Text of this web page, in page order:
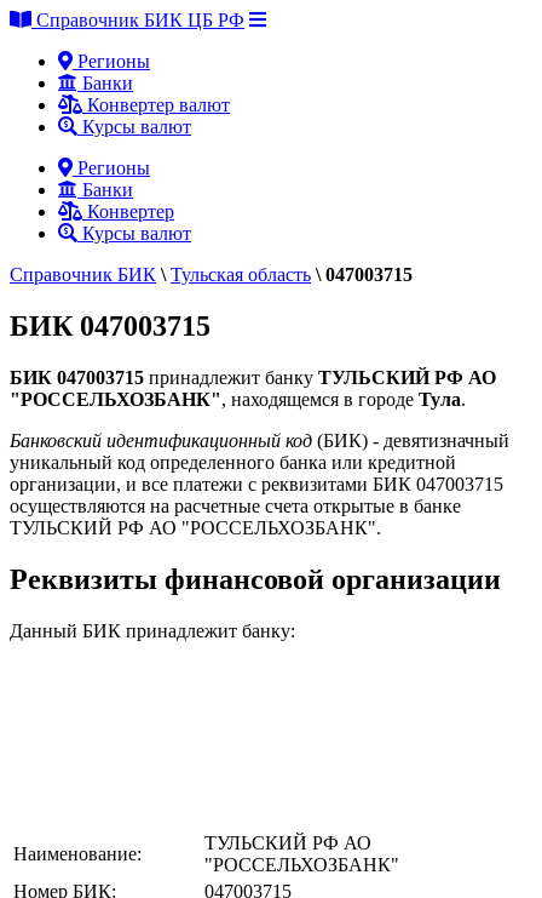
Справочник БИК ЦБ РФ
Регионы
Банки
Конвертер валют
Курсы валют
Регионы
Банки
Конвертер
Курсы валют
Справочник БИК \ Тульская область \ 047003715
БИК 047003715
БИК 047003715 принадлежит банку ТУЛЬСКИЙ РФ АО
"РОССЕЛЬХОЗБАНК", находящемся в городе Тула.
Банковский идентификационный код (БИК) - девятизначный
уникальный код определенного банка или кредитной
организации, и все платежи с реквизитами БИК 047003715
осуществляются на расчетные счета открытые в банке
ТУЛЬСКИЙ РФ АО "РОССЕЛЬХОЗБАНК".
Реквизиты финансовой организации
Данный БИК принадлежит банку:
Наименование:
ТУЛЬСКИЙ РФ АО
"РОССЕЛЬХОЗБАНК"
Номер БИК:
047003715